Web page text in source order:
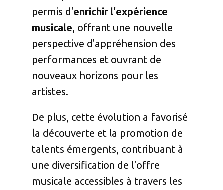
permis d'enrichir l'expérience
musicale, offrant une nouvelle
perspective d'appréhension des
performances et ouvrant de
nouveaux horizons pour les
artistes.
De plus, cette évolution a favorisé
la découverte et la promotion de
talents émergents, contribuant à
une diversification de l'offre
musicale accessibles à travers les